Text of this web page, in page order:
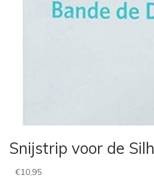
Snijstrip voor de
€10,95